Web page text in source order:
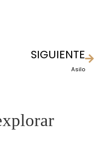
SIGUIENTE
Asilo